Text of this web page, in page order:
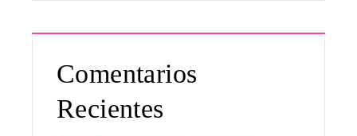
Comentarios
Recientes